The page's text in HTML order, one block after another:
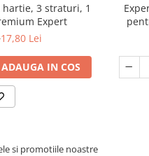
hartie, 3 straturi, 1
Expert
17,80 Lei
ADAUGA IN COS
si promotiile noastre